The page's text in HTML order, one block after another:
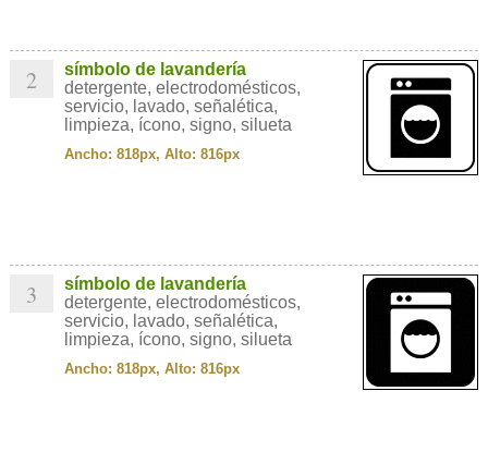
2
símbolo de lavandería
detergente, electrodomésticos,
servicio, lavado, señalética,
limpieza, ícono, signo, silueta
Ancho: 818px, Alto: 816px
3
símbolo de lavandería
detergente, electrodomésticos,
servicio, lavado, señalética,
limpieza, ícono, signo, silueta
Ancho: 818px, Alto: 816px